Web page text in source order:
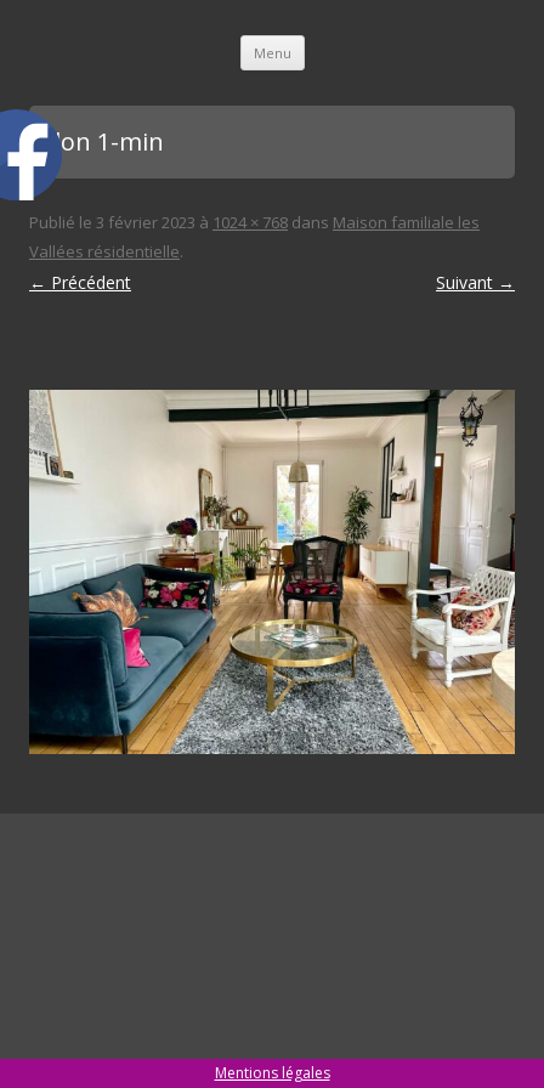
Menu Aller au contenu principal
salon 1-min
Publié le 3 février 2023 à 1024 × 768 dans Maison familiale les
Vallées résidentielle.
← Précédent Suivant →
Mentions légales